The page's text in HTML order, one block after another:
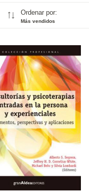
Ordenar por:
Más vendidos